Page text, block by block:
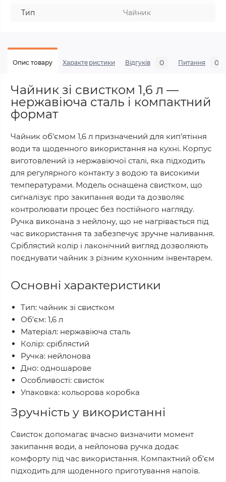
Тип
Чайник
Опис товару Характеристики Відгуків 0 Питання 0
Чайник зі свистком 1,6 л —
нержавіюча сталь і компактний
формат
Чайник об’ємом 1,6 л призначений для кип’ятіння
води та щоденного використання на кухні. Корпус
виготовлений із нержавіючої сталі, яка підходить
для регулярного контакту з водою та високими
температурами. Модель оснащена свистком, що
сигналізує про закипання води та дозволяє
контролювати процес без постійного нагляду.
Ручка виконана з нейлону, що не нагрівається під
час використання та забезпечує зручне наливання.
Сріблястий колір і лаконічний вигляд дозволяють
поєднувати чайник з різним кухонним інвентарем.
Основні характеристики
Тип: чайник зі свистком
Об’єм: 1,6 л
Матеріал: нержавіюча сталь
Колір: сріблястий
Ручка: нейлонова
Дно: одношарове
Особливості: свисток
Упаковка: кольорова коробка
Зручність у використанні
Свисток допомагає вчасно визначити момент
закипання води, а нейлонова ручка додає
комфорту під час використання. Компактний об’єм
підходить для щоденного приготування напоїв.